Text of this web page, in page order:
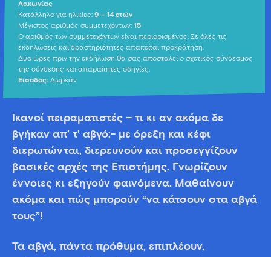
Λακωνίας
Κατάλληλο για ηλικίες: 9 – 14 ετών
Μέγιστος αριθμός συμμετεχόντων: 15
Ο αριθμός των συμμετεχόντων είναι περιορισμένος. Σε όλες τις
εκδηλώσεις και δραστηριότητες απαιτείται προκράτηση.
Δύο ώρες πριν την εκδήλωση θα σας αποσταλεί ο σχετικός σύνδεσμος
της σύνδεσης και απαραίτητες οδηγίες.
Είσοδος: Δωρεάν
Ικανοί πειραματιστές – τι κι αν ακόμα δε
βγήκαν απ’ τ’ αβγό;- με όρεξη και κέφι
διερωτώνται, διερευνούν και προσεγγίζουν
βασικές αρχές της Επιστήμης. Γνωρίζουν
έννοιες κι εξηγούν φαινόμενα. Μαθαίνουν
ακόμα και πώς μπορούν “να κάτσουν στα αβγά
τους”!
Τα αβγά, πάντα πρόθυμα, επιπλέουν,